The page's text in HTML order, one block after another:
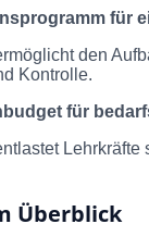
für
den
Kontrolle.
für
Überblick